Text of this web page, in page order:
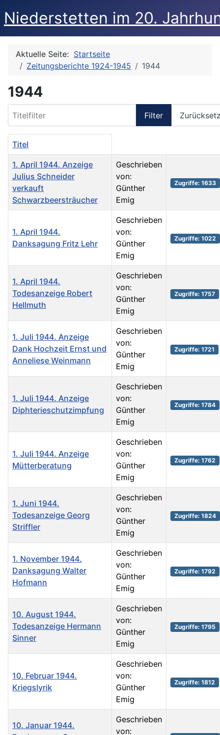
Niederstetten im 20.
Aktuelle Seite: Startseite
Zeitungsberichte 1924-1945
1944
1944
Filter
Titel
1. April 1944. Anzeige
Julius Schneider
verkauft
Schwarzbeersträucher
Geschrieben
von:
Günther
Emig
Zugriffe: 1633
1. April 1944.
Danksagung Fritz Lehr
Geschrieben
von:
Günther
Emig
Zugriffe: 1022
1. April 1944.
Todesanzeige Robert
Hellmuth
Geschrieben
von:
Günther
Emig
Zugriffe: 1757
1. Juli 1944. Anzeige
Dank Hochzeit Ernst und
Anneliese Weinmann
Geschrieben
von:
Günther
Emig
Zugriffe: 1721
1. Juli 1944. Anzeige
Diphterieschutzimpfung
Geschrieben
von:
Günther
Emig
Zugriffe: 1784
1. Juli 1944. Anzeige
Mütterberatung
Geschrieben
von:
Günther
Emig
Zugriffe: 1762
1. Juni 1944.
Todesanzeige Georg
Striffler
Geschrieben
von:
Günther
Emig
Zugriffe: 1824
1. November 1944.
Danksagung Walter
Hofmann
Geschrieben
von:
Günther
Emig
Zugriffe: 1792
10. August 1944.
Todesanzeige Hermann
Sinner
Geschrieben
von:
Günther
Emig
Zugriffe: 1795
10. Februar 1944.
Kriegslyrik
Geschrieben
von:
Günther
Emig
Zugriffe: 1812
10. Januar 1944.
Geschrieben
von: